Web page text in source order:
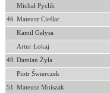
Michał Pyclik
46 Mateusz Cieślar
Kamil Gałysa
Artur Łokaj
49 Damian Żyła
Piotr Świerczek
51 Mateusz Mniszak